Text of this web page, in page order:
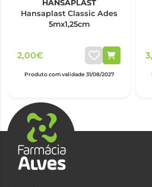
HANSAPLAST
Hansaplast Classic Ades
5mx1,25cm
2,00€
Produto com validade 31/08/2027